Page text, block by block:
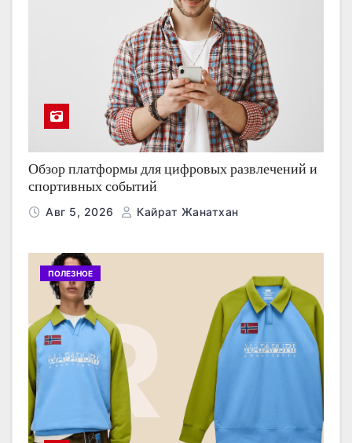
Обзор платформы для цифровых развлечений и
спортивных событий
Авг 5, 2026 Кайрат Жанатхан
ПОЛЕЗНОЕ